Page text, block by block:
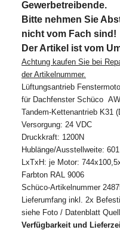
Gewerbetreibende.
Bitte nehmen Sie
nicht vom Fach sind!
Der Artikel ist vom
Achtung kaufen Sie bei
der Artikelnummer.
Lüftungsantrieb
für Dachfenster Schüco
Tandem-Kettenantrieb K31
Versorgung: 24 VDC
Druckkraft: 1200N
Hublänge/Ausstellweite:
LxTxH: je Motor:
Farbton RAL 9006
Schüco-Artikelnummer
Lieferumfang inkl. 2x
siehe Foto / Datenblatt
Verfügbarkeit und